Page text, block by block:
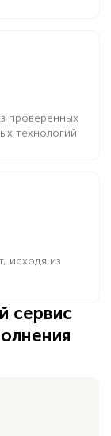
проверенных
технологий
исходя из
сервис